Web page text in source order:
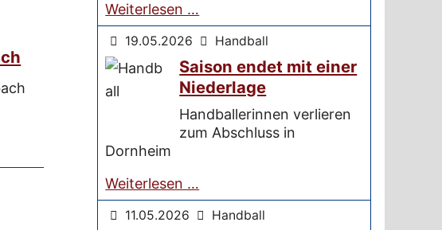
Weiterlesen …
19.05.2026 Handball
Saison endet mit einer
Niederlage
Handballerinnen verlieren
zum Abschluss in
Dornheim
Weiterlesen …
11.05.2026 Handball